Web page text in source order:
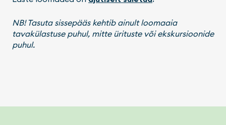
NB! Tasuta sissepääs kehtib ainult loomaaia
tavakülastuse puhul, mitte ürituste või ekskursioonide
puhul.